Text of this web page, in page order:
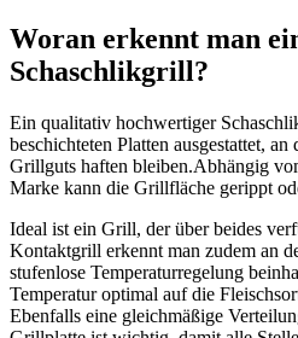
Woran erkennt man
Schaschlikgrill?
Ein qualitativ hochwertiger
beschichteten Platten ausgestattet, an
Grillguts haften bleiben.Abhängig
Marke kann die Grillfläche gerippt
Ideal ist ein Grill, der über beides
Kontaktgrill erkennt man zudem an
stufenlose Temperaturregelung
Temperatur optimal auf die
Ebenfalls eine gleichmäßige